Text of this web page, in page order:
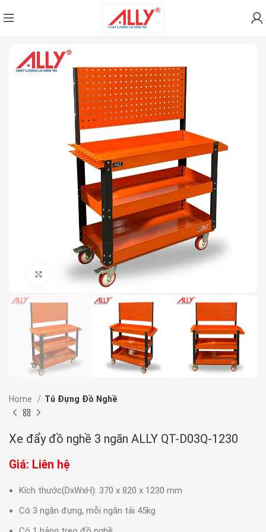
Click to enlarge
Home Tủ Đựng Đồ Nghề
Xe đẩy đồ nghề 3 ngăn ALLY QT-D03Q-1230
Giá: Liên hệ
Kích thước(DxWxH): 370 x 820 x 1230 mm
Có 3 ngăn đựng, mỗi ngăn tải 45kg